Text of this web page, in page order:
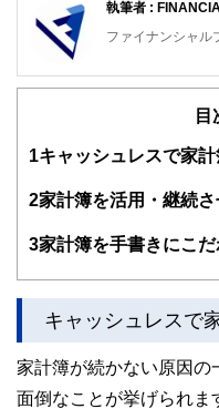
執筆者 :
ファイナンシャル
FinancialField編
知識がない方でも
得者を中心に「お
験者で構成され、
ドバイザー、DC
士、行政書士、投
かしく感じられる
をわかりやすく発
目
1 キャッシュレスで家
2家計簿を活用・継続
3家計簿を手書きにこ
キャッシュレスで
家計簿が続かない原因の
面倒なことが挙げられま